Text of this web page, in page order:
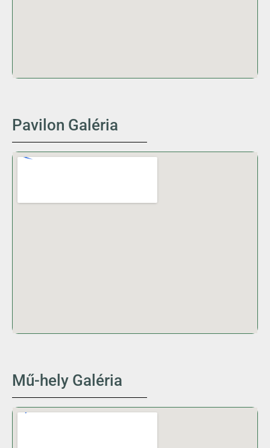
Pavilon Galéria
Mű-hely Galéria